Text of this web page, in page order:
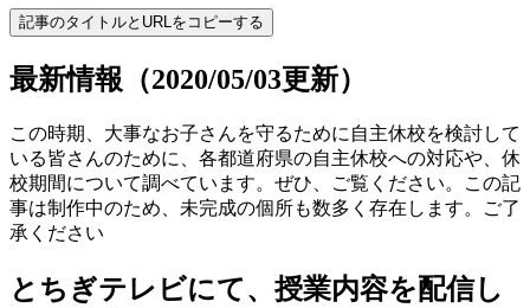
記事のタイトルとURLをコピーする
最新情報（2020/05/03更新）
この時期、大事なお子さんを守るために自主休校を検討して
いる皆さんのために、各都道府県の自主休校への対応や、休
校期間について調べています。ぜひ、ご覧ください。この記
事は制作中のため、未完成の個所も数多く存在します。ご了
承ください
とちぎテレビにて、授業内容を配信し